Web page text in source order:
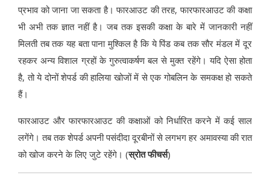
प्रभाव को जाना जा सकता है। फारआउट की तरह, फारफारआउट की कक्षा
भी अभी तक ज्ञात नहीं है। जब तक इसकी कक्षा के बारे में जानकारी नहीं
मिलती तब तक यह बता पाना मुश्किल है कि ये पिंड कब तक सौर मंडल में दूर
रहकर अन्य विशाल ग्रहों के गुरुत्वाकर्षण बल से मुक्त रहेंगे। यदि ऐसा होता
है, तो ये दोनों शेपर्ड की हालिया खोजों में से एक गोबलिन के समकक्ष हो सकते
हैं।
फारआउट और फारफारआउट की कक्षाओं को निर्धारित करने में कई साल
लगेंगे। तब तक शेपर्ड अपनी पसंदीदा दूरबीनों से लगभग हर अमावस्या की रात
को खोज करने के लिए जुटे रहेंगे। (स्रोत फीचर्स)